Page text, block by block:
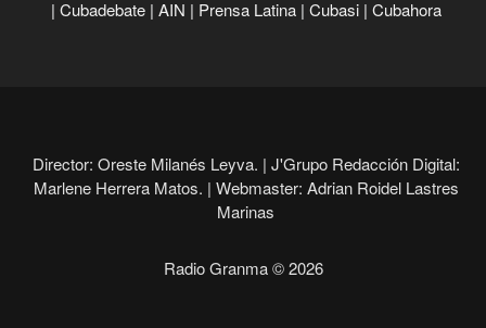
| Cubadebate | AIN | Prensa Latina | Cubasi | Cubahora
Director: Oreste Milanés Leyva. | J'Grupo Redacción Digital:
Marlene Herrera Matos. | Webmaster: Adrian Roidel Lastres
Marinas
Radio Granma © 2026